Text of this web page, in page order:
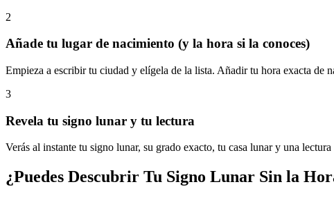
2
Añade tu lugar de nacimiento (y la hora si la conoces)
Empieza a escribir tu ciudad y elígela de la lista. Añadir tu hora exacta
3
Revela tu signo lunar y tu lectura
Verás al instante tu signo lunar, su grado exacto, tu casa lunar y una
¿Puedes Descubrir Tu Signo Lunar Sin la